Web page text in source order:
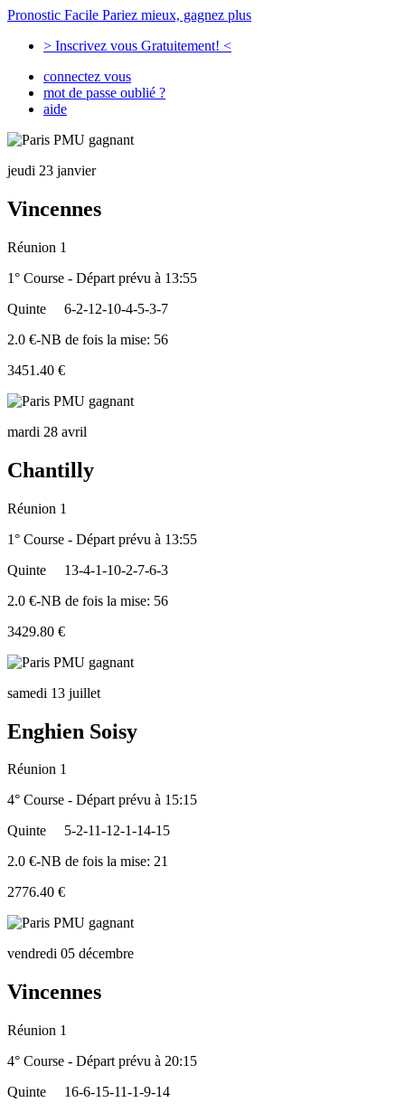
Pronostic Facile Pariez mieux, gagnez plus
> Inscrivez vous Gratuitement! <
connectez vous
mot de passe oublié ?
aide
jeudi 23 janvier
Vincennes
Réunion 1
1° Course - Départ prévu à 13:55
Quinte
6-2-12-10-4-5-3-7
2.0 €-NB de fois la mise: 56
3451.40 €
mardi 28 avril
Chantilly
Réunion 1
1° Course - Départ prévu à 13:55
Quinte
13-4-1-10-2-7-6-3
2.0 €-NB de fois la mise: 56
3429.80 €
samedi 13 juillet
Enghien Soisy
Réunion 1
4° Course - Départ prévu à 15:15
Quinte
5-2-11-12-1-14-15
2.0 €-NB de fois la mise: 21
2776.40 €
vendredi 05 décembre
Vincennes
Réunion 1
4° Course - Départ prévu à 20:15
Quinte
16-6-15-11-1-9-14